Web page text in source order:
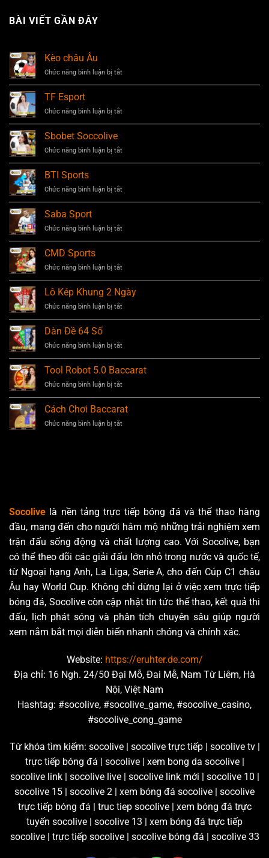
BÀI VIẾT GẦN ĐÂY
Kèo châu Âu
Chức năng bình luận bị tắt
TF Esport
Chức năng bình luận bị tắt
Sbobet Soccolive
Chức năng bình luận bị tắt
BTI Sports
Chức năng bình luận bị tắt
Saba Sport
Chức năng bình luận bị tắt
CMD Sports
Chức năng bình luận bị tắt
Sports
Lô Kép Khung 2 Ngày
Chức năng bình luận bị tắt
Ngày
Dàn Đề 64 Số
Chức năng bình luận bị tắt
64
Tool Robot 5.0 Baccarat
Chức năng bình luận bị tắt
Robot
5.0
Cách Chơi Baccarat
Chức năng bình luận bị tắt
Socolive là nền tảng trực tiếp bóng đá và thể thao hàng
đầu, mang đến cho người hâm mộ những trải nghiệm xem
trận đấu sống động và chất lượng cao. Với Socolive, bạn
có thể theo dõi các giải đấu lớn nhỏ trong nước và quốc tế,
từ Ngoại hạng Anh, La Liga, Serie A, cho đến Cúp C1 châu
Âu hay World Cup. Không chỉ dừng lại ở việc xem trực tiếp
bóng đá, Socolive còn cập nhật tin tức thể thao, kết quả thi
đấu, lịch phát sóng và phân tích chuyên sâu giúp người
xem nắm bắt mọi diễn biến nhanh chóng và chính xác.
Website: https://eruhter.de.com/
Địa chỉ: 16 Ngh. 24/50 Đại Mỗ, Đai Mễ, Nam Từ Liêm, Hà
Nội, Việt Nam
Hashtag: #socolive, #socolive_game, #socolive_casino,
#socolive_cong_game
Từ khóa tìm kiếm: socolive | socolive trực tiếp | socolive tv |
trực tiếp bóng đá | socolive | xem bong da socolive |
socolive link | socolive live | socolive link mới | socolive 10 |
socolive 15 | socolive 2 | xem bóng đá socolive | socolive
trực tiếp bóng đá | truc tiep socolive | xem bóng đá trực
tuyến socolive | socolive 13 | xem bóng đá trực tiếp
socolive | trực tiếp socolive | socolive bóng đá | socolive 33